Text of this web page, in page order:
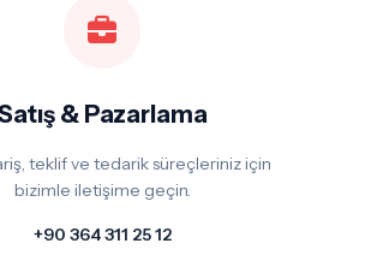
& Pazarlama
teklif ve tedarik süreçleriniz için
bizimle iletişime geçin.
+90 364 311 25 12